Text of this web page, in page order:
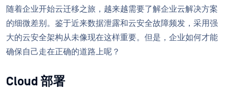
随着企业开始云迁移之旅，越来越需要了解企业云解决方案
的细微差别。鉴于近来数据泄露和云安全故障频发，采用强
大的云安全架构从未像现在这样重要。但是，企业如何才能
确保自己走在正确的道路上呢？
Cloud 部署